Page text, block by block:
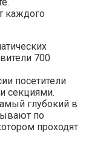
каждого
700
посетители
секциями.
глубокий в
по
проходят